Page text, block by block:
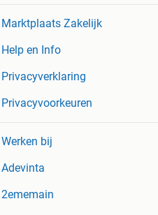
Marktplaats Zakelijk
Help en Info
Privacyverklaring
Privacyvoorkeuren
Werken bij
Adevinta
2ememain